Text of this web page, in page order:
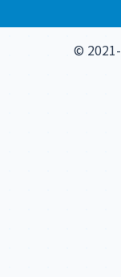
©